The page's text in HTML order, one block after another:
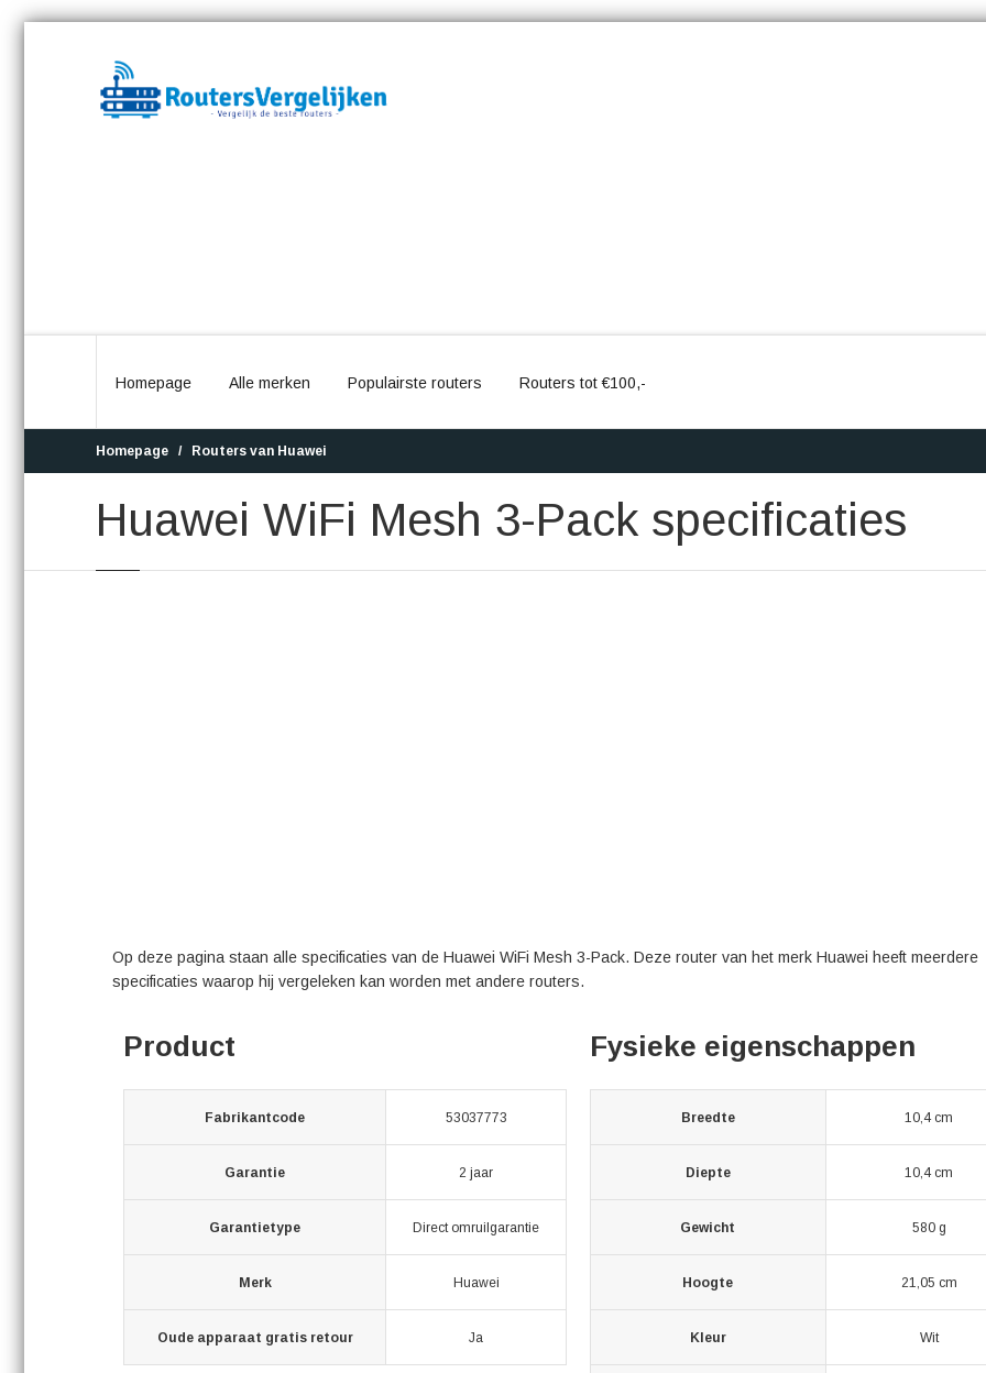
Homepage Alle merken Populairste routers Routers tot €100,-
Homepage Routers van Huawei
Huawei WiFi Mesh 3-Pack specificaties
Op deze pagina staan alle specificaties van de Huawei WiFi Mesh 3-Pack. Deze router van het merk Huawei heeft meerdere
specificaties waarop hij vergeleken kan worden met andere routers.
Product
Fabrikantcode 53037773
Garantie 2 jaar
Garantietype Direct omruilgarantie
Merk Huawei
Oude apparaat gratis retour Ja
Fysieke eigenschappen
Breedte 10,4 cm
Diepte 10,4 cm
Gewicht 580 g
Hoogte 21,05 cm
Kleur Wit